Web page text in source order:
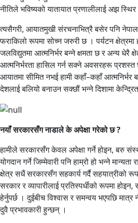
नीतिले भविष्यको यातायात प्रणालीलाई अझ
त्यसैगरी, आयातमुखी संरचनाभित्रै बसेर पनि
फराकिलो रूपमा सोच्न जरुरी छ । पर्यटन
जलविद्युतमा आत्मनिर्भर बन्ने क्षमता छ र अन्य धेरै
आत्मनिर्भरता हासिल गर्न सक्ने अवसरहरू
आयातमा सीमित नभई हामी कहाँ–कहाँ
देशलाई बलियो बनाउन सक्छौं भन्ने दिशामा
नयाँ सरकारसँग नाडाले के अपेक्षा गरेको छ ?
हामीले सरकारसँग केवल अपेक्षा गर्ने होइन, बरु
योगदान गर्ने जिम्मेवारी पनि हाम्रो हो भन्ने
क्षेत्र सधैं सरकारसँग सहकार्य गर्दै सहयात्रीको
सरकार र व्यापारीलाई प्रतिस्पर्धीको रूपमा
हेर्नुपर्छ । दुईबीच विश्वास र समन्वय भएपछि
दुवै प्रभावकारी हुन्छन् ।